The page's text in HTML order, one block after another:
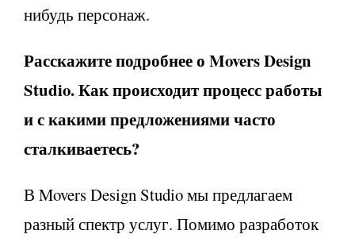
нибудь персонаж.
Расскажите подробнее о MoversDesign
Studio. Как происходит процесс работы
и с какими предложениями часто
сталкиваетесь?
В Movers Design Studio мы предлагаем
разный спектр услуг. Помимо разработок